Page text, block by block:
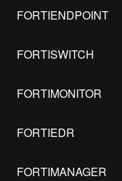
FORTIENDPOINT
FORTISWITCH
FORTIMONITOR
FORTIEDR
FORTIMANAGER